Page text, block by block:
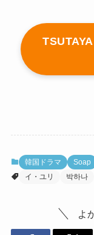
韓国ドラマ Soap
イ・ユリ
박하나
よ